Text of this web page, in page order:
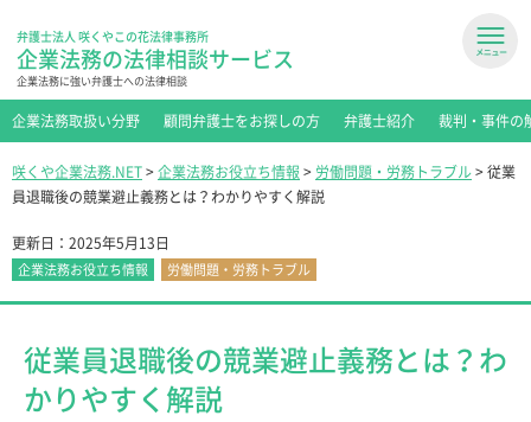
弁護士法人 咲くやこの花法律事務所
企業法務の法律相談サービス
企業法務に強い弁護士への法律相談
企業法務取扱い分野 顧問弁護士をお探しの方 弁護士紹介 裁判・事件の
咲くや企業法務.NET>企業法務お役立ち情報 > 労働問題・労務トラブル>従業
員退職後の競業避止義務とは？わかりやすく解説
更新日： 2025年5月13日
企業法務お役立ち情報 労働問題・労務トラブル
従業員退職後の競業避止義務とは？わ
かりやすく解説